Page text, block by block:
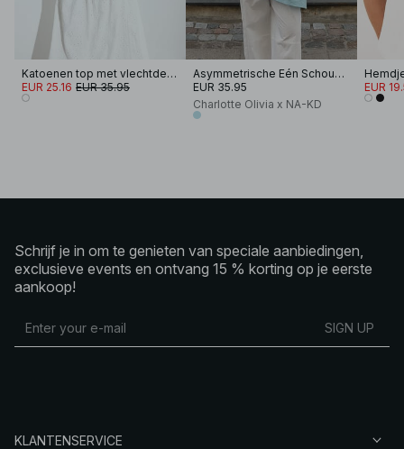
Katoenen top met vlechtdetail
EUR 25.16 EUR 35.95
Asymmetrische Eén Schouder Top
EUR 35.95
Charlotte Olivia x NA-KD
EUR
Schrijf je in om te genieten van speciale aanbiedingen,
exclusieve events en ontvang 15 % korting op je eerste
aankoop!
SIGN UP
KLANTENSERVICE